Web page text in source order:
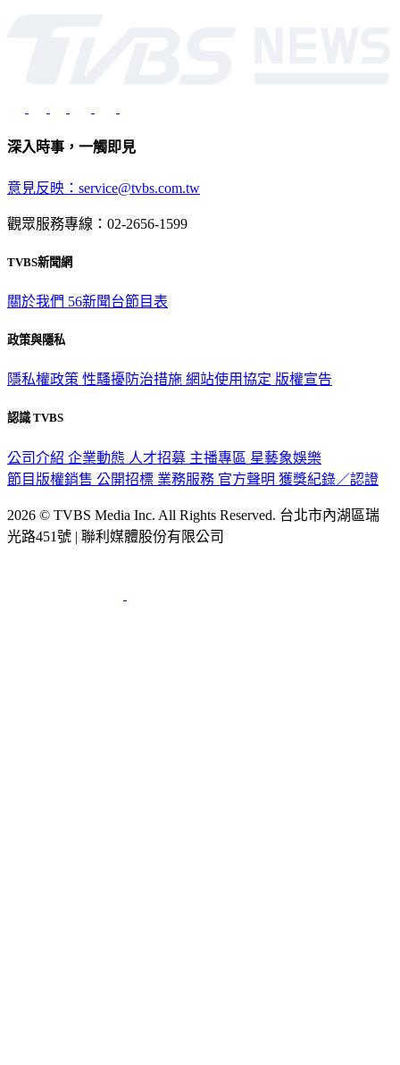
深入時事，一觸即見
意見反映：service@tvbs.com.tw
觀眾服務專線：02-2656-1599
TVBS新聞網
關於我們 56新聞台節目表
政策與隱私
隱私權政策 性騷擾防治措施 網站使用協定 版權宣告
認識 TVBS
公司介紹 企業動態 人才招募 主播專區 星藝象娛樂
節目版權銷售 公開招標 業務服務 官方聲明 獲獎紀錄／認證
2026 © TVBS Media Inc. All Rights Reserved. 台北市內湖區瑞
光路451號 | 聯利媒體股份有限公司